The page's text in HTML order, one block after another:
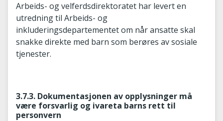
Arbeids- og velferdsdirektoratet har levert en
utredning til Arbeids- og
inkluderingsdepartementet om når ansatte skal
snakke direkte med barn som berøres av sosiale
tjenester.
3.7.3. Dokumentasjonen av opplysninger må
være forsvarlig og ivareta barns rett til
personvern